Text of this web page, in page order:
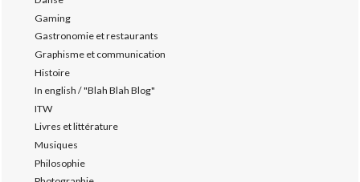
Gaming
Gastronomie et restaurants
Graphisme et communication
Histoire
In english / "Blah Blah Blog"
ITW
Livres et littérature
Musiques
Philosophie